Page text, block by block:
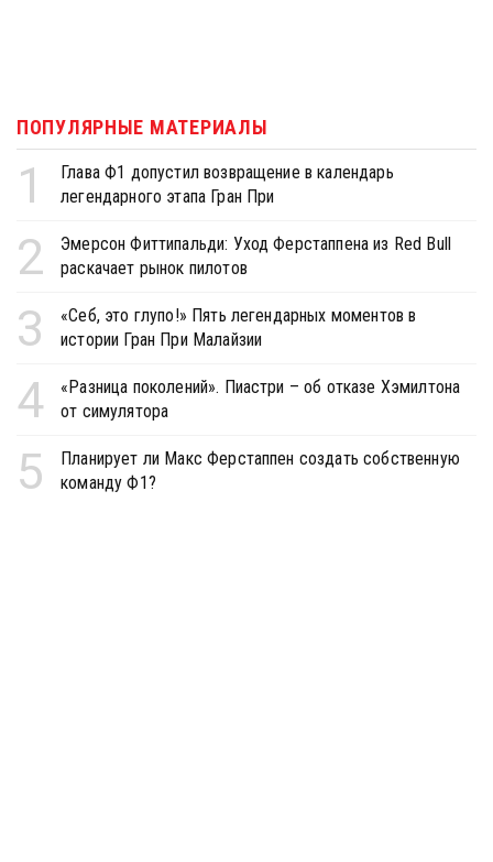
ПОПУЛЯРНЫЕ МАТЕРИАЛЫ
1
Глава Ф1 допустил возвращение в календарь
легендарного этапа Гран При
2
Эмерсон Фиттипальди: Уход Ферстаппена из Red Bull
раскачает рынок пилотов
3
«Себ, это глупо!» Пять легендарных моментов в
истории Гран При Малайзии
4
«Разница поколений». Пиастри – об отказе Хэмилтона
от симулятора
5
Планирует ли Макс Ферстаппен создать собственную
команду Ф1?